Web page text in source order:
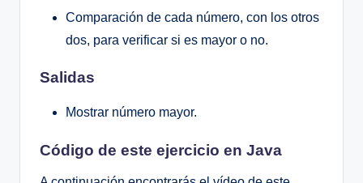
Comparación de cada número, con los otros
dos, para verificar si es mayor o no.
Salidas
Mostrar número mayor.
Código de este ejercicio en Java